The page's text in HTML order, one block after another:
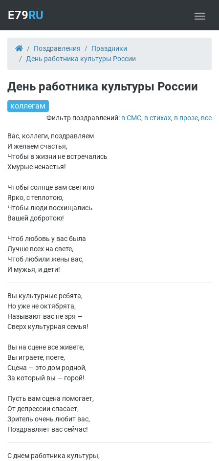
E79RU
Поздравления
Праздники
День работника культуры России
День работника культуры России
коллегам
Фильтр поздравлений: в СМС, в стихах, в прозе, все
Вас, коллеги, поздравляем
И желаем счастья,
Чтобы в жизни не встречались
Хмурые ненастья!
Чтобы солнце вам светило
Ярко, с теплотою,
Чтобы люди восхищались
Вашей добротою!
Чтоб любовь у вас была
Лучше всех на свете,
Чтоб любили жены вас,
И мужья, и дети!
Вы культурные ребята,
Но уже не октябрята,
Называют вас не зря —
Сверх культурная семья!
Вы на сцене все живете,
Вы играете, поете,
Сцена — это дом родной,
За который вы — горой!
Пусть вам сцена помогает,
От депрессии спасает,
Зритель очень любит вас,
Поздравляет вас сейчас!
С днем работника культуры,